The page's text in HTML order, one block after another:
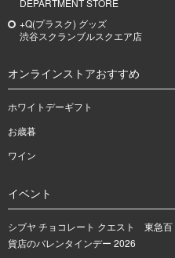
DEPARTMENT STORE
+Q(プラスク) グッズ
渋谷スクランブルスクエア店
オンラインストアおすすめ
ホワイトデーギフト
お歳暮
ワイン
イベント
シブヤ チョコレート クエスト 東急百
貨店のバレンタインデー 2026